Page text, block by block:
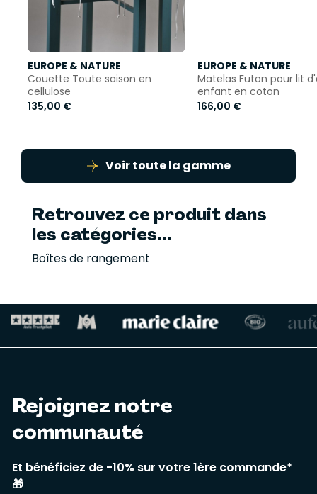
EUROPE & NATURE
Couette Toute saison en
cellulose
135,00 €
EUROPE & NATURE
Matelas Futon pour lit
enfant en coton
166,00 €
Voir toute la gamme
Retrouvez ce produit dans
les catégories...
Boîtes de rangement
Rejoignez notre
communauté
Et bénéficiez de -10% sur votre 1ère commande*
🎁